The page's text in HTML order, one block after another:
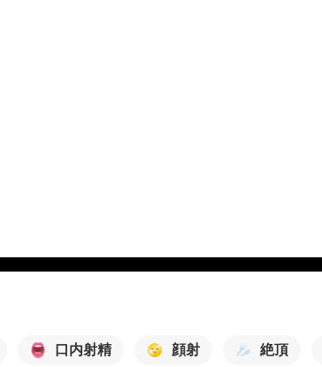
口内射精 顔射 絶頂